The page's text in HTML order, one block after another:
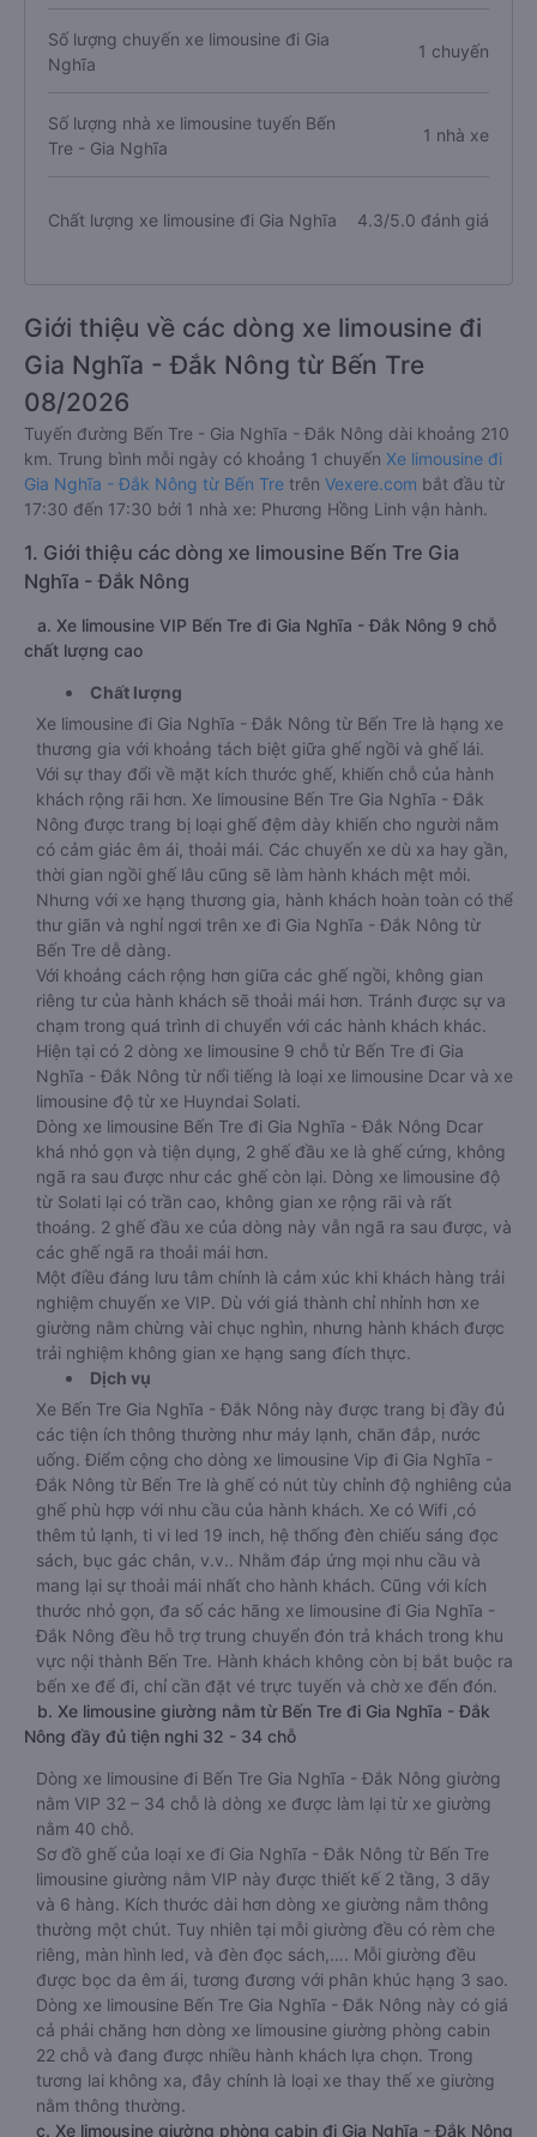
Số lượng chuyến xe limousine đi Gia
Nghĩa
1 chuyến
Số lượng nhà xe limousine tuyến Bến
Tre - Gia Nghĩa
1 nhà xe
Chất lượng xe limousine đi Gia Nghĩa 4.3/5.0 đánh giá
Giới thiệu về các dòng xe limousine đi
Gia Nghĩa - Đắk Nông từ Bến Tre
08/2026
Tuyến đường Bến Tre - Gia Nghĩa - Đắk Nông dài khoảng 210
km. Trung bình mỗi ngày có khoảng 1 chuyến Xe limousine đi
Gia Nghĩa - Đắk Nông từ Bến Tre trên Vexere.com bắt đầu từ
17:30 đến 17:30 bởi 1 nhà xe: Phương Hồng Linh vận hành.
1. Giới thiệu các dòng xe limousine Bến Tre Gia
Nghĩa - Đắk Nông
a. Xe limousine VIP Bến Tre đi Gia Nghĩa - Đắk Nông 9 chỗ
chất lượng cao
Chất lượng
Xe limousine đi Gia Nghĩa - Đắk Nông từ Bến Tre là hạng xe
thương gia với khoảng tách biệt giữa ghế ngồi và ghế lái.
Với sự thay đổi về mặt kích thước ghế, khiến chỗ của hành
khách rộng rãi hơn. Xe limousine Bến Tre Gia Nghĩa - Đắk
Nông được trang bị loại ghế đệm dày khiến cho người nằm
có cảm giác êm ái, thoải mái. Các chuyến xe dù xa hay gần,
thời gian ngồi ghế lâu cũng sẽ làm hành khách mệt mỏi.
Nhưng với xe hạng thương gia, hành khách hoàn toàn có thể
thư giãn và nghỉ ngơi trên xe đi Gia Nghĩa - Đắk Nông từ
Bến Tre dễ dàng.
Với khoảng cách rộng hơn giữa các ghế ngồi, không gian
riêng tư của hành khách sẽ thoải mái hơn. Tránh được sự va
chạm trong quá trình di chuyển với các hành khách khác.
Hiện tại có 2 dòng xe limousine 9 chỗ từ Bến Tre đi Gia
Nghĩa - Đắk Nông từ nổi tiếng là loại xe limousine Dcar và xe
limousine độ từ xe Huyndai Solati.
Dòng xe limousine Bến Tre đi Gia Nghĩa - Đắk Nông Dcar
khá nhỏ gọn và tiện dụng, 2 ghế đầu xe là ghế cứng, không
ngã ra sau được như các ghế còn lại. Dòng xe limousine độ
từ Solati lại có trần cao, không gian xe rộng rãi và rất
thoáng. 2 ghế đầu xe của dòng này vẫn ngã ra sau được, và
các ghế ngã ra thoải mái hơn.
Một điều đáng lưu tâm chính là cảm xúc khi khách hàng trải
nghiệm chuyến xe VIP. Dù với giá thành chỉ nhỉnh hơn xe
giường nằm chừng vài chục nghìn, nhưng hành khách được
trải nghiệm không gian xe hạng sang đích thực.
Dịch vụ
Xe Bến Tre Gia Nghĩa - Đắk Nông này được trang bị đầy đủ
các tiện ích thông thường như máy lạnh, chăn đắp, nước
uống. Điểm cộng cho dòng xe limousine Vip đi Gia Nghĩa -
Đắk Nông từ Bến Tre là ghế có nút tùy chỉnh độ nghiêng của
ghế phù hợp với nhu cầu của hành khách. Xe có Wifi ,có
thêm tủ lạnh, ti vi led 19 inch, hệ thống đèn chiếu sáng đọc
sách, bục gác chân, v.v.. Nhằm đáp ứng mọi nhu cầu và
mang lại sự thoải mái nhất cho hành khách. Cũng với kích
thước nhỏ gọn, đa số các hãng xe limousine đi Gia Nghĩa -
Đắk Nông đều hỗ trợ trung chuyển đón trả khách trong khu
vực nội thành Bến Tre. Hành khách không còn bị bắt buộc ra
bến xe để đi, chỉ cần đặt vé trực tuyến và chờ xe đến đón.
b. Xe limousine giường nằm từ Bến Tre đi Gia Nghĩa - Đắk
Nông đầy đủ tiện nghi 32 - 34 chỗ
Dòng xe limousine đi Bến Tre Gia Nghĩa - Đắk Nông giường
nằm VIP 32 – 34 chỗ là dòng xe được làm lại từ xe giường
nằm 40 chỗ.
Sơ đồ ghế của loại xe đi Gia Nghĩa - Đắk Nông từ Bến Tre
limousine giường nằm VIP này được thiết kế 2 tầng, 3 dãy
và 6 hàng. Kích thước dài hơn dòng xe giường nằm thông
thường một chút. Tuy nhiên tại mỗi giường đều có rèm che
riêng, màn hình led, và đèn đọc sách,…. Mỗi giường đều
được bọc da êm ái, tương đương với phân khúc hạng 3 sao.
Dòng xe limousine Bến Tre Gia Nghĩa - Đắk Nông này có giá
cả phải chăng hơn dòng xe limousine giường phòng cabin
22 chỗ và đang được nhiều hành khách lựa chọn. Trong
tương lai không xa, đây chính là loại xe thay thế xe giường
nằm thông thường.
c. Xe limousine giường phòng cabin đi Gia Nghĩa - Đắk Nông